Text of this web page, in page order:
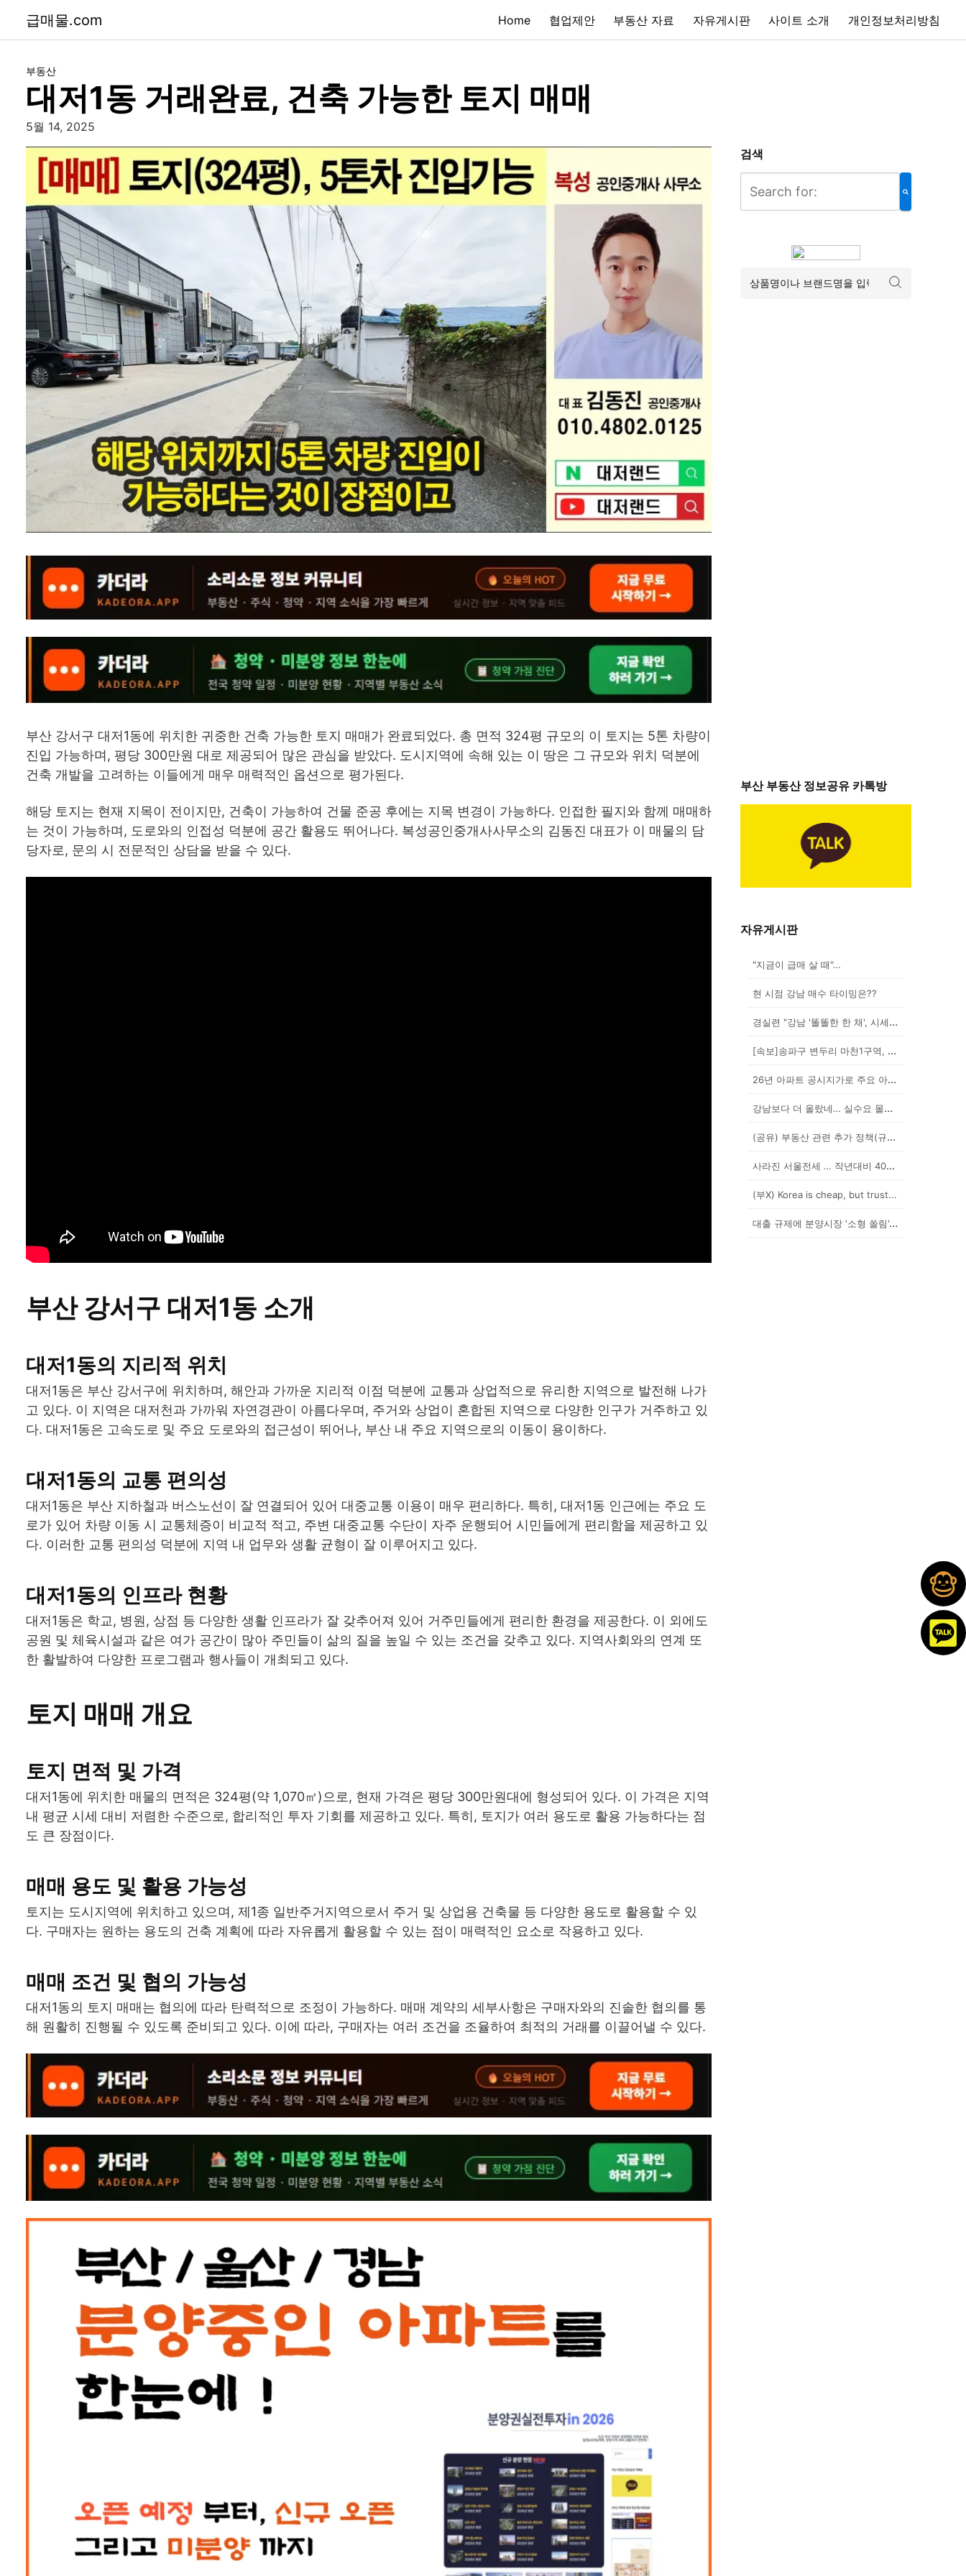
급매물.com Home 협업제안 부동산 자료 자유게시판 사이트 소개 개인정보처리방침
부동산
대저1동 거래완료, 건축 가능한 토지 매매
5월 14, 2025
부산 강서구 대저1동에 위치한 귀중한 건축 가능한 토지 매매가 완료되었다. 총 면적 324평 규모의 이 토지는 5톤 차량이
진입 가능하며, 평당 300만원 대로 제공되어 많은 관심을 받았다. 도시지역에 속해 있는 이 땅은 그 규모와 위치 덕분에
건축 개발을 고려하는 이들에게 매우 매력적인 옵션으로 평가된다.
해당 토지는 현재 지목이 전이지만, 건축이 가능하여 건물 준공 후에는 지목 변경이 가능하다. 인접한 필지와 함께 매매하
는 것이 가능하며, 도로와의 인접성 덕분에 공간 활용도 뛰어나다. 복성공인중개사사무소의 김동진 대표가 이 매물의 담
당자로, 문의 시 전문적인 상담을 받을 수 있다.
부산 강서구 대저1동 소개
대저1동의 지리적 위치
대저1동은 부산 강서구에 위치하며, 해안과 가까운 지리적 이점 덕분에 교통과 상업적으로 유리한 지역으로 발전해 나가
고 있다. 이 지역은 대저천과 가까워 자연경관이 아름다우며, 주거와 상업이 혼합된 지역으로 다양한 인구가 거주하고 있
다. 대저1동은 고속도로 및 주요 도로와의 접근성이 뛰어나, 부산 내 주요 지역으로의 이동이 용이하다.
대저1동의 교통 편의성
대저1동은 부산 지하철과 버스노선이 잘 연결되어 있어 대중교통 이용이 매우 편리하다. 특히, 대저1동 인근에는 주요 도
로가 있어 차량 이동 시 교통체증이 비교적 적고, 주변 대중교통 수단이 자주 운행되어 시민들에게 편리함을 제공하고 있
다. 이러한 교통 편의성 덕분에 지역 내 업무와 생활 균형이 잘 이루어지고 있다.
대저1동의 인프라 현황
대저1동은 학교, 병원, 상점 등 다양한 생활 인프라가 잘 갖추어져 있어 거주민들에게 편리한 환경을 제공한다. 이 외에도
공원 및 체육시설과 같은 여가 공간이 많아 주민들이 삶의 질을 높일 수 있는 조건을 갖추고 있다. 지역사회와의 연계 또
한 활발하여 다양한 프로그램과 행사들이 개최되고 있다.
토지 매매 개요
토지 면적 및 가격
대저1동에 위치한 매물의 면적은 324평(약 1,070㎡)으로, 현재 가격은 평당 300만원대에 형성되어 있다. 이 가격은 지역
내 평균 시세 대비 저렴한 수준으로, 합리적인 투자 기회를 제공하고 있다. 특히, 토지가 여러 용도로 활용 가능하다는 점
도 큰 장점이다.
매매 용도 및 활용 가능성
토지는 도시지역에 위치하고 있으며, 제1종 일반주거지역으로서 주거 및 상업용 건축물 등 다양한 용도로 활용할 수 있
다. 구매자는 원하는 용도의 건축 계획에 따라 자유롭게 활용할 수 있는 점이 매력적인 요소로 작용하고 있다.
매매 조건 및 협의 가능성
대저1동의 토지 매매는 협의에 따라 탄력적으로 조정이 가능하다. 매매 계약의 세부사항은 구매자와의 진솔한 협의를 통
해 원활히 진행될 수 있도록 준비되고 있다. 이에 따라, 구매자는 여러 조건을 조율하여 최적의 거래를 이끌어낼 수 있다.
검색
부산 부동산 정보공유 카톡방
자유게시판
"지금이 급매 살 때"…
현 시점 강남 매수 타이밍은??
경실련 "강남 '똘똘한 한 채', 시세 차익 102억인...
[속보]송파구 변두리 마천1구역, 49층 랜드마크로 날...
26년 아파트 공시지가로 주요 아파트 보유세 시뮬레이션...
강남보다 더 올랐네… 실수요 몰린 이곳은?
(공유) 부동산 관련 추가 정책(규제) 발표 예상됩니다...
사라진 서울전세 … 작년대비 40% '뚝'
(부X) Korea is cheap, but trust...
대출 규제에 분양시장 '소형 쏠림'…20평 이하 경쟁률...